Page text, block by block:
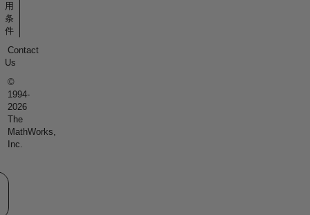
用
条
件
Contact
Us
©
1994-
2026
The
MathWorks,
Inc.
サイトの選択